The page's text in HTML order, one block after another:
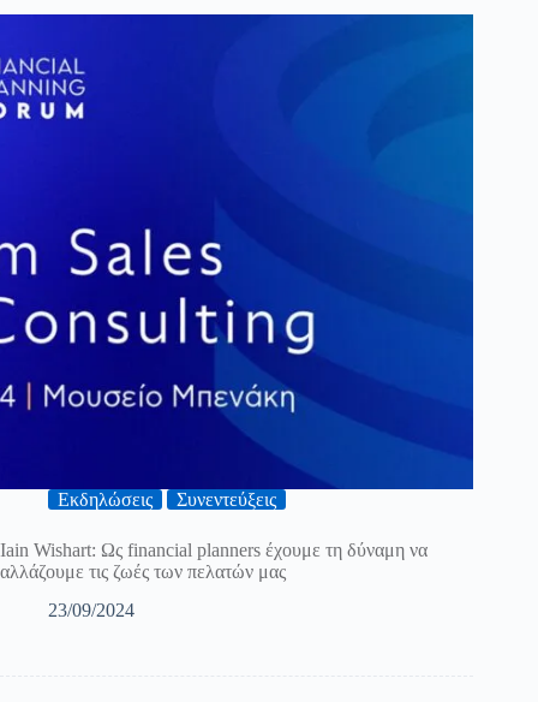
Εκδηλώσεις Συνεντεύξεις
Iain Wishart: Ως financial planners έχουμε τη δύναμη να
αλλάζουμε τις ζωές των πελατών μας
23/09/2024